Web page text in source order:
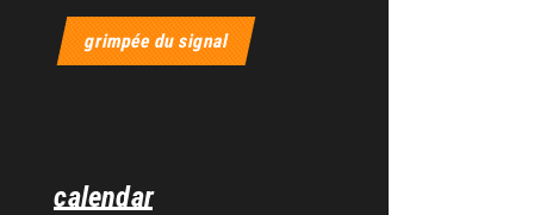
grimpée du signal
calendar